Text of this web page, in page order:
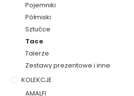
Pojemniki
Półmiski
Sztućce
Tace
Talerze
Zestawy prezentowe i inne
KOLEKCJE
AMALFI